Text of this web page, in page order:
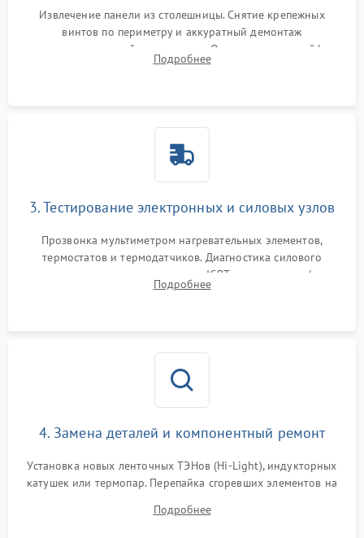
Извлечение панели из столешницы. Снятие крепежных
винтов по периметру и аккуратный демонтаж
стеклокерамической поверхности. Отсоединение шлейфов
сенсорного блока для доступа к силовым платам, катушкам
Подробнее
3. Тестирование электронных и силовых узлов
Прозвонка мультиметром нагревательных элементов,
термостатов и термодатчиков. Диагностика силового
модуля, реле, диодных мостов и IGBT-транзисторов (для
индукции). Проверка кранов и газ-контроля (для газовых
Подробнее
4. Замена деталей и компонентный ремонт
Установка новых ленточных ТЭНов (Hi-Light), индукторных
катушек или термопар. Перепайка сгоревших элементов на
дорожек. Очистка контактов и замена поврежденной
Подробнее